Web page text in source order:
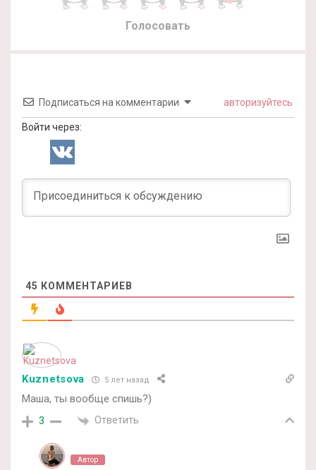
Голосовать
Подписаться на комментарии авторизуйтесь
Войти через:
45 КОММЕНТАРИЕВ
Kuznetsova 5 лет назад
Маша, ты вообще спишь?)
3 Ответить
Автор